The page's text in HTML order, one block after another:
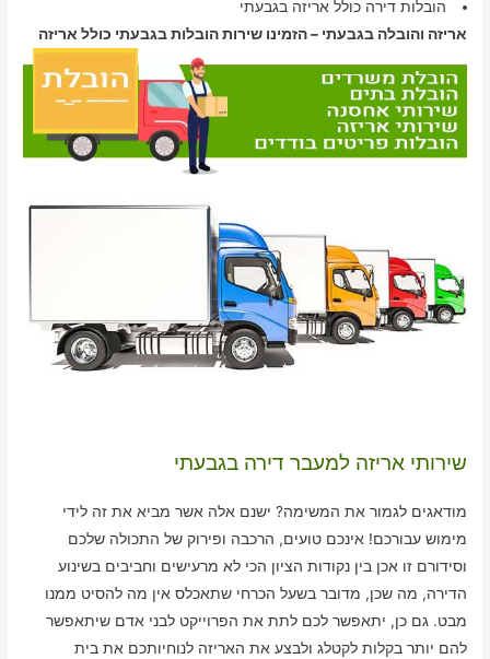
הובלות דירה כולל אריזה בגבעתי
אריזה והובלה בגבעתי – הזמינו שירות הובלות בגבעתי כולל אריזה
שירותי אריזה למעבר דירה בגבעתי
מודאגים לגמור את המשימה? ישנם אלה אשר מביא את זה לידי
מימוש עבורכם! אינכם טועים, הרכבה ופירוק של התכולה שלכם
וסידורם זו אכן בין נקודות הציון הכי לא מרעישים וחביבים בשינוע
הדירה, מה שכן, מדובר בשעל הכרחי שתאכלס אין מה להסיט ממנו
מבט. גם כן, יתאפשר לכם לתת את הפרוייקט לבני אדם שיתאפשר
להם יותר בקלות לקטלג ולבצע את האריזה לנוחיותכם את בית